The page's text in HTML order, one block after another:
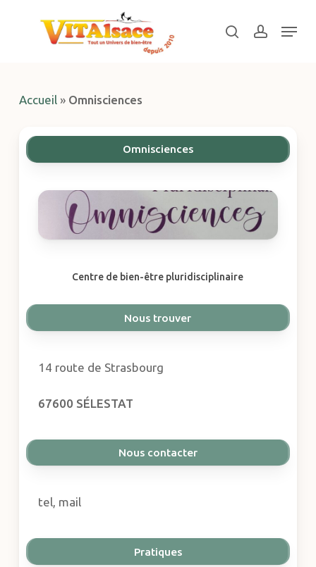
searchaccount
Menu
Accueil» Omnisciences
Omnisciences
Centre de bien-être pluridisciplinaire
Nous trouver
14 route de Strasbourg
67600 SÉLESTAT
Nous contacter
tel, mail
Pratiques